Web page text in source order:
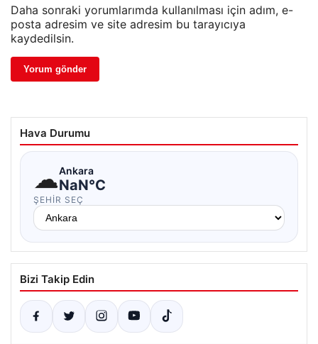
Daha sonraki yorumlarımda kullanılması için adım, e-
posta adresim ve site adresim bu tarayıcıya
kaydedilsin.
Hava Durumu
☁Ankara
NaN°C
ŞEHIR SEÇ
Bizi Takip Edin